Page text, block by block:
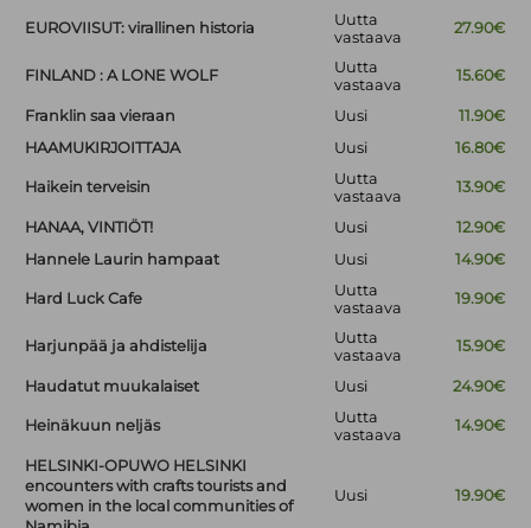
EUROVIISUT: virallinen historia
Uutta
vastaava
27.90€
FINLAND : A LONE WOLF
Uutta
vastaava
15.60€
Franklin saa vieraan Uusi
11.90€
HAAMUKIRJOITTAJA
Uusi 16.80€
Haikein terveisin
Uutta
vastaava
13.90€
HANAA, VINTIÖT! Uusi
12.90€
Hannele Laurin hampaat
Uusi 14.90€
Hard Luck Cafe
Uutta
vastaava
19.90€
Harjunpää ja ahdistelija
Uutta
vastaava
15.90€
Haudatut muukalaiset Uusi 24.90€
Heinäkuun neljäs
Uutta
vastaava
14.90€
HELSINKI-OPUWO HELSINKI
encounters with crafts tourists and
women in the local communities of
Uusi 19.90€